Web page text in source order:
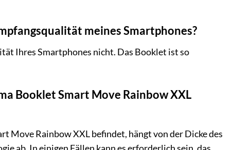
meines Smartphones?
Ihres Smartphones nicht. Das Booklet ist so
Booklet Smart Move Rainbow XXL
Move Rainbow XXL befindet, hängt von der Dicke des